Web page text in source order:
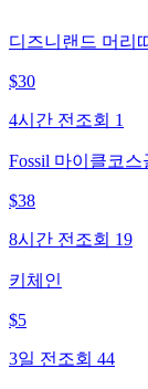
디즈니랜드 머리띠
$30
4시간 전 조회 1
Fossil 마이클코
$38
8시간 전 조회 19
키체인
$5
3일 전 조회 44